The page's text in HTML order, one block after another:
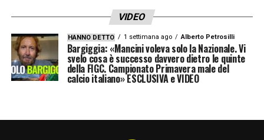
VIDEO
HANNO DETTO 1 settimana ago Alberto Petrosilli
Bargiggia: «Mancini voleva solo la Nazionale. Vi
svelo cosa è successo davvero dietro le quinte
della FIGC. Campionato Primavera male del
calcio italiano» ESCLUSIVA e VIDEO